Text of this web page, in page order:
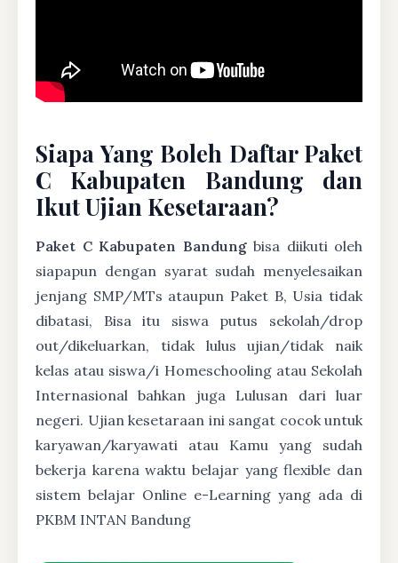
Siapa Yang Boleh Daftar Paket
C Kabupaten Bandung dan
Ikut Ujian Kesetaraan?
Paket C Kabupaten Bandungbisa diikuti oleh
siapapun dengan syarat sudah menyelesaikan
jenjang SMP/MTs ataupun Paket B, Usia tidak
dibatasi, Bisa itu siswa putus sekolah/drop
out/dikeluarkan, tidak lulus ujian/tidak naik
kelas atau siswa/i Homeschooling atau Sekolah
Internasional bahkan juga Lulusan dari luar
negeri. Ujian kesetaraan ini sangat cocok untuk
karyawan/karyawati atau Kamu yang sudah
bekerja karena waktu belajar yang flexible dan
sistem belajar Online e-Learning yang ada di
PKBM INTAN Bandung